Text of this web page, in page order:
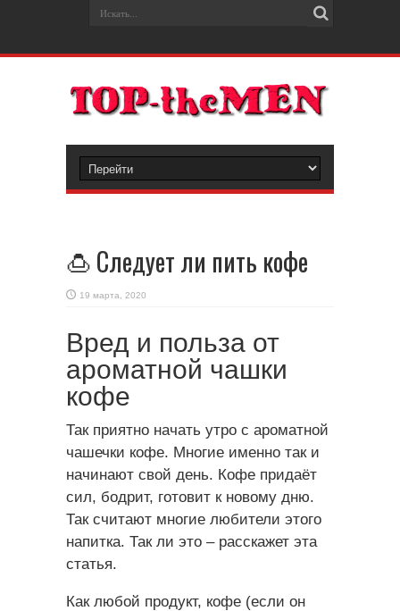
🍮 Следует ли пить кофе
19 марта, 2020
Вред и польза от
ароматной чашки
кофе
Так приятно начать утро с ароматной
чашечки кофе. Многие именно так и
начинают свой день. Кофе придаёт
сил, бодрит, готовит к новому дню.
Так считают многие любители этого
напитка. Так ли это – расскажет эта
статья.
Как любой продукт, кофе (если он